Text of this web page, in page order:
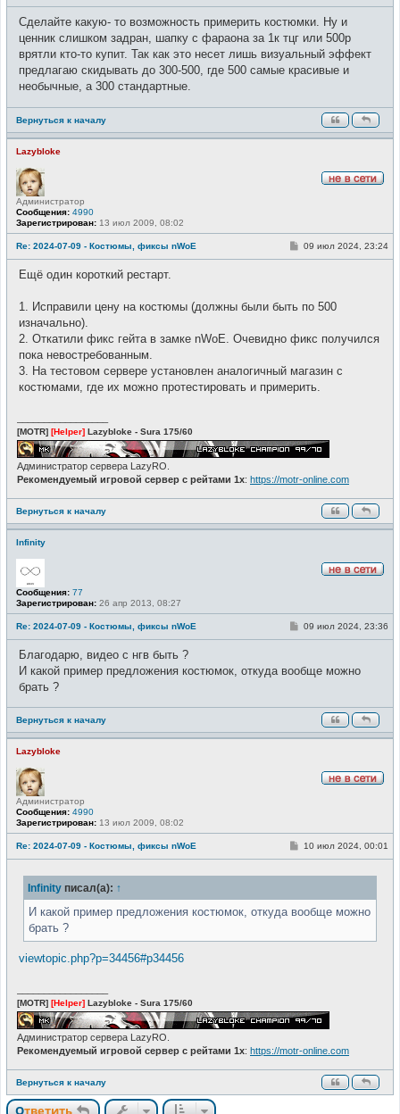
б
щ
н
и
Сделайте какую- то возможность примерить костюмки. Ну и
ценник слишком задран, шапку с фараона за 1к тцг или 500р
врятли кто-то купит. Так как это несет лишь визуальный эффект
предлагаю скидывать до 300-500, где 500 самые красивые и
необычные, а 300 стандартные.
Вернуться к началу
Lazybloke
е
т
Администратор
Сообщения: 4990
Зарегистрирован: 13 июл 2009, 08:02
Re: 2024-07-09 - Костюмы, фиксы nWoE
С
н
09 июл 2024, 23:24
Ещё один короткий рестарт.
1. Исправили цену на костюмы (должны были быть по 500
изначально).
2. Откатили фикс гейта в замке nWoE. Очевидно фикс получился
пока невостребованным.
3. На тестовом сервере установлен аналогичный магазин с
костюмами, где их можно протестировать и примерить.
[MOTR] [Helper] Lazybloke - Sura 175/60
Администратор сервера LazyRO.
Рекомендуемый игровой сервер с рейтами 1x: https://motr-online.com
Вернуться к началу
Infinity
с
е
Сообщения: 77
Зарегистрирован: 26 апр 2013, 08:27
Re: 2024-07-09 - Костюмы, фиксы nWoE
С
щ
е
09 июл 2024, 23:36
Благодарю, видео с нгв быть ?
И какой пример предложения костюмок, откуда вообще можно
брать ?
Вернуться к началу
Lazybloke
е
т
Администратор
Сообщения: 4990
Зарегистрирован: 13 июл 2009, 08:02
Re: 2024-07-09 - Костюмы, фиксы nWoE
С
б
е
н
10 июл 2024, 00:01
Infinity писал(а): ↑
И какой пример предложения костюмок, откуда вообще можно
брать ?
viewtopic.php?p=34456#p34456
[MOTR] [Helper] Lazybloke - Sura 175/60
Администратор сервера LazyRO.
Рекомендуемый игровой сервер с рейтами 1x: https://motr-online.com
Вернуться к началу
Ответить